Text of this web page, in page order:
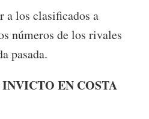
a los clasificados a
números de los rivales
pasada.
EN COSTA